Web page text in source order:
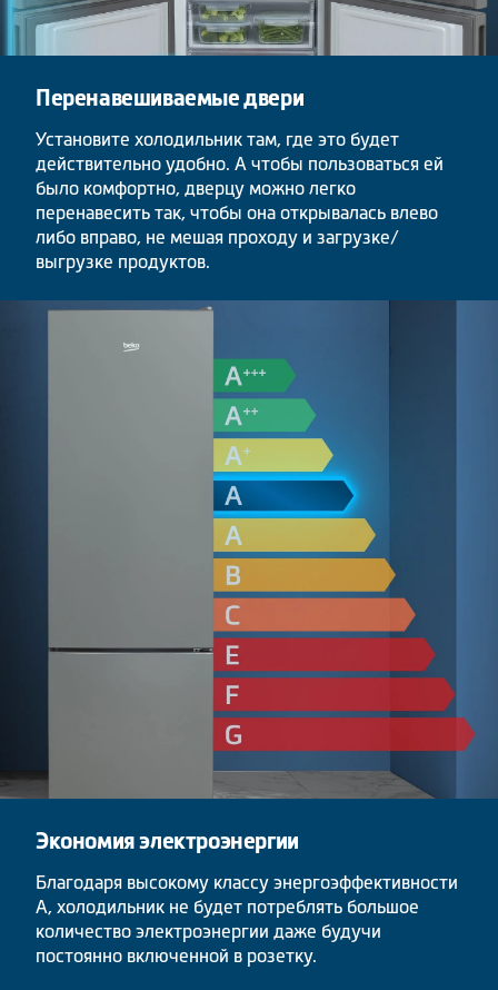
Перенавешиваемые двери
Установите холодильник там, где это будет
действительно удобно. А чтобы пользоваться ей
было комфортно, дверцу можно легко
перенавесить так, чтобы она открывалась влево
либо вправо, не мешая проходу и загрузке/
выгрузке продуктов.
Экономия электроэнергии
Благодаря высокому классу энергоэффективности
A, холодильник не будет потреблять большое
количество электроэнергии даже будучи
постоянно включенной в розетку.